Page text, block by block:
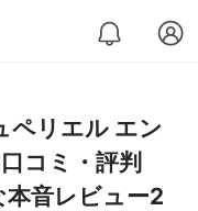
ペリエル エン
コミ・評判
音レビュー2